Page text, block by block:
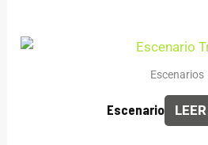
Escenarios
Escenario